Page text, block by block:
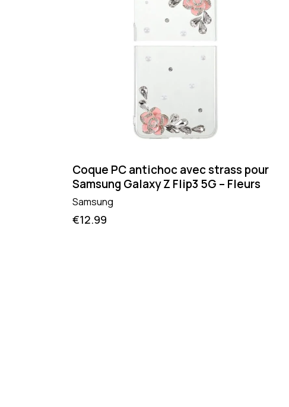
Coque PC antichoc avec strass pour
Samsung Galaxy Z Flip3 5G – Fleurs
Samsung
€12.99